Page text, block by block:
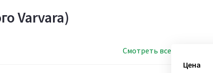
Varvara)
Смотреть все
Цена